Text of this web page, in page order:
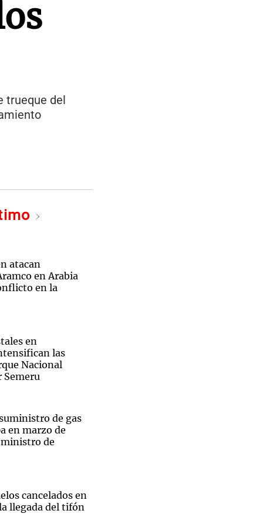
trueque del
atacan
en Arabia
en la
en
las
Nacional
Semeru
de gas
en marzo de
ministro de
cancelados en
llegada del tifón